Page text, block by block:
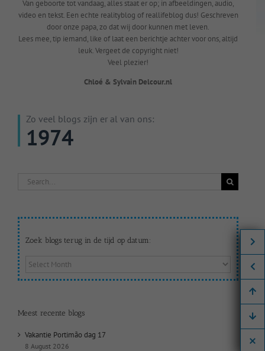
Van geboorte tot vandaag, alles staat er op; in afbeeldingen, audio,
video en tekst. Een echte realityblog of reallifeblog dus! Geschreven
door onze papa, zo dat wij door kunnen met leven.
Lees mee, tip iemand, like of laat een berichtje achter voor ons, altijd
leuk. Vergeet de copyright niet!
Veel plezier!
Chloé & Sylvain Delcour.nl
Zo veel blogs zijn er al van ons:
1974
Search
Zoek blogs terug in de tijd op datum:
Zoek
op
datum:
Meest recente blogs
Vakantie Portimão dag 17
8 August 2026